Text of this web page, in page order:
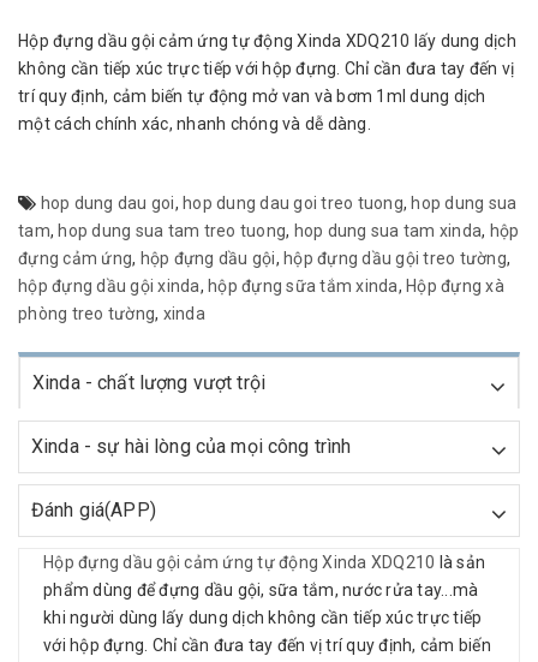
Hộp đựng dầu gội cảm ứng tự động Xinda XDQ210 lấy dung dịch
không cần tiếp xúc trực tiếp với hộp đựng. Chỉ cần đưa tay đến vị
trí quy định, cảm biến tự động mở van và bơm 1ml dung dịch
một cách chính xác, nhanh chóng và dễ dàng.
hop dung dau goi, hop dung dau goi treo tuong, hop dung sua
tam, hop dung sua tam treo tuong, hop dung sua tam xinda, hộp
đựng cảm ứng, hộp đựng dầu gội, hộp đựng dầu gội treo tường,
hộp đựng dầu gội xinda, hộp đựng sữa tắm xinda, Hộp đựng xà
phòng treo tường, xinda
Xinda - chất lượng vượt trội
Xinda - sự hài lòng của mọi công trình
Đánh giá(APP)
Hộp đựng dầu gội cảm ứng tự động Xinda XDQ210 là sản
phẩm dùng để đựng dầu gội, sữa tắm, nước rửa tay...mà
khi người dùng lấy dung dịch không cần tiếp xúc trực tiếp
với hộp đựng. Chỉ cần đưa tay đến vị trí quy định, cảm biến